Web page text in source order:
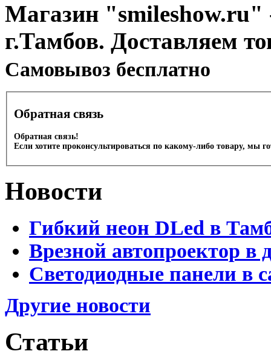
Магазин "smileshow.ru"
г.Тамбов. Доставляем
Cамовывоз бесплатно
Обратная связь
Обратная связь!
Если хотите проконсультироваться по какому-либо товару, мы
Новости
Гибкий неон DLed в
Врезной автопроектор в
Светодиодные панели в
Другие новости
Статьи